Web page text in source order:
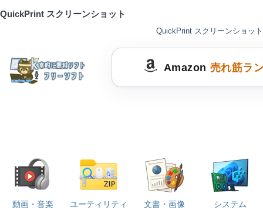
QuickPrint スクリーンショット
QuickPrint スクリーンショット
Amazon 売れ筋ラ
動画・音楽 ユーティリティ 文書・画像 システム